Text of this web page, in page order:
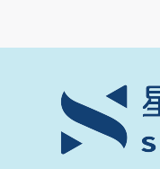
個人的資料，其範圍如
您所提供的姓名、電
於一般瀏覽時，伺服
設備的 IP 位址、使用
錄等，做為我們增進
用，決不對外公布。